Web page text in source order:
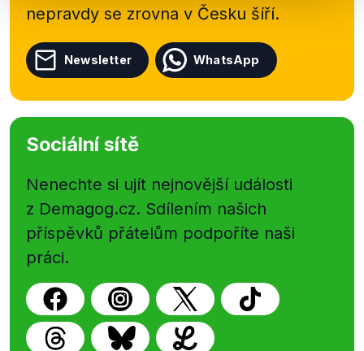
nepravdy se zrovna v Česku šíří.
Newsletter WhatsApp
Sociální sítě
Nenechte si ujít nejnovější události
z Demagog.cz. Sdílením našich
příspěvků přátelům podpoříte naši
práci.